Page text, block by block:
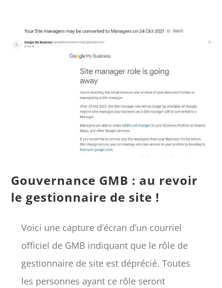
RECHERCHER:
Voir
Gouvernance GMB : au revoir
le gestionnaire de site !
Voici une capture d’écran d’un courriel
officiel de GMB indiquant que le rôle de
gestionnaire de site est déprécié. Toutes
les personnes ayant ce rôle seront